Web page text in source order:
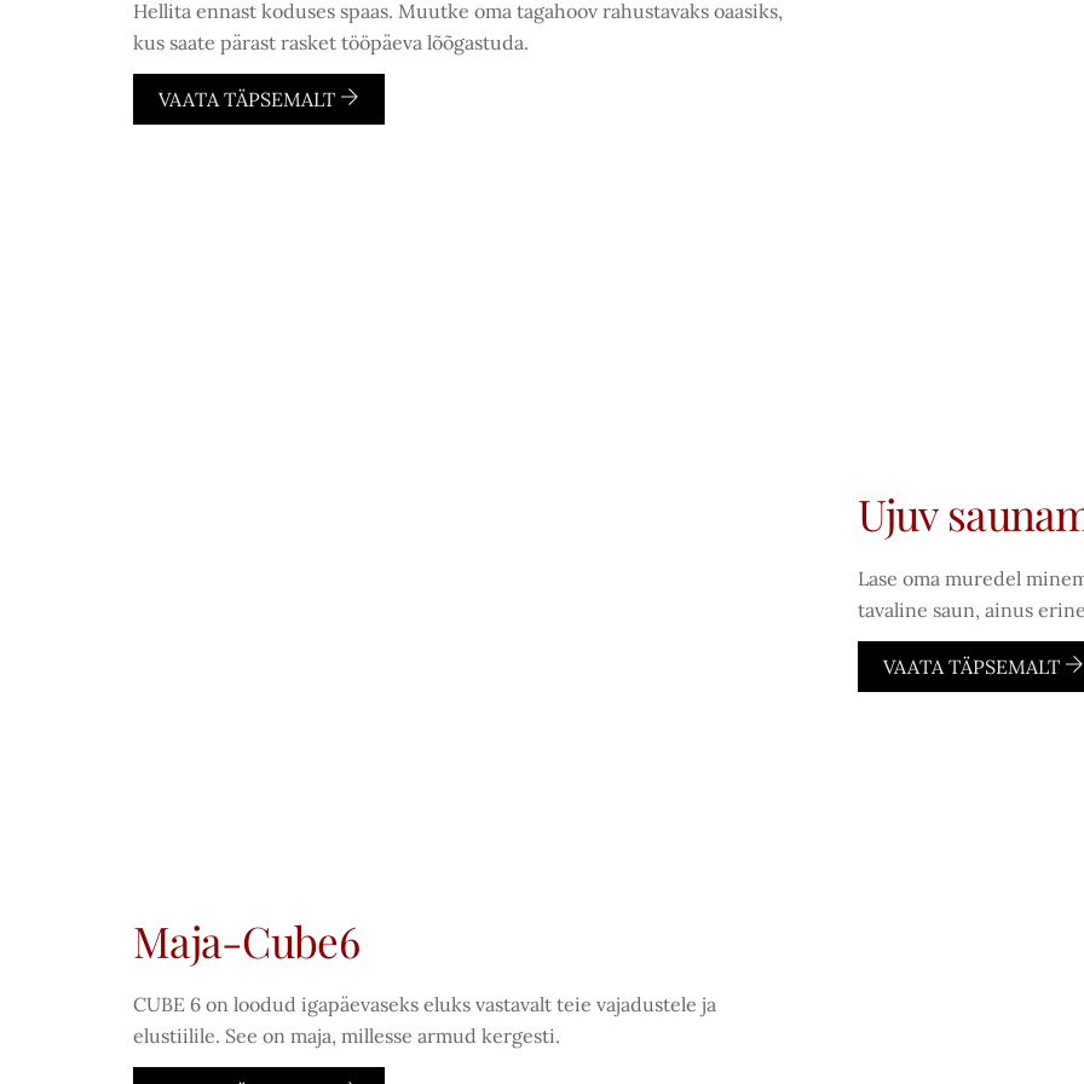
Hellita ennast koduses spaas. Muutke oma tagahoov rahustavaks oaasiks,
kus saate pärast rasket tööpäeva lõõgastuda.
VAATA TÄPSEMALT
Ujuv
Lase oma muredel
tavaline saun, ainus
VAATA TÄPSEMALT
Maja-Cube6
CUBE 6 on loodud igapäevaseks eluks vastavalt teie vajadustele ja
elustiilile. See on maja, millesse armud kergesti.